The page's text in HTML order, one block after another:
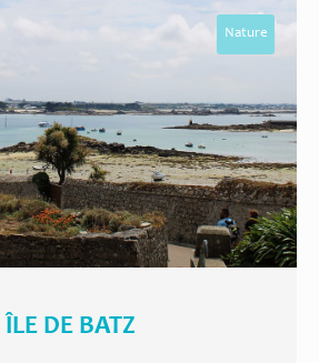
Nature
ÎLE DE BATZ